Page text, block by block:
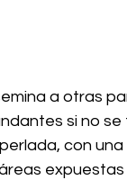
a otras
si no
con
expuestas